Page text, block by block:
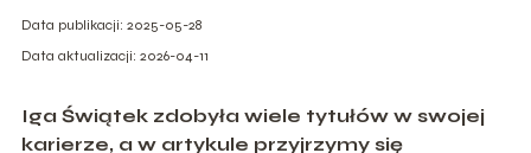
Data publikacji: 2025-05-28
Data aktualizacji: 2026-04-11
Iga Świątek zdobyła wiele tytułów w swojej
karierze, a w artykule przyjrzymy się